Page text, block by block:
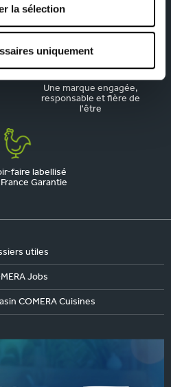
la sélection
uniquement
Du sur-mesure qui
respecte votre budget
Une marque engagée,
responsable et fière de
l'être
faire labellisé
Garantie
utiles
Jobs
COMERA Cuisines